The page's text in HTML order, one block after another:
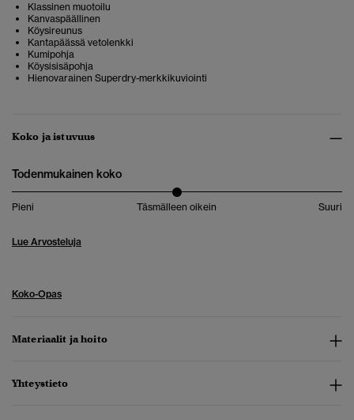
Klassinen muotoilu
Kanvaspäällinen
Köysireunus
Kantapäässä vetolenkki
Kumipohja
Köysisisäpohja
Hienovarainen Superdry-merkkikuviointi
Koko ja istuvuus
Todenmukainen koko
Pieni Täsmälleen oikein Suuri
Lue Arvosteluja
Koko-Opas
Materiaalit ja hoito
Yhteystieto